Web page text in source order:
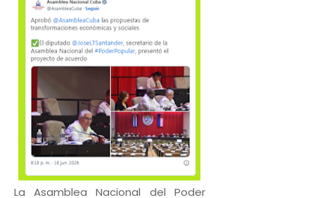
La Asamblea Nacional del Poder